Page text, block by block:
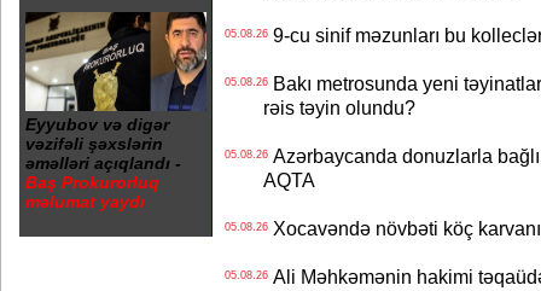
Eyyubov və digər
vəzifəli şəxslərin
əməlləri açıqlandı -
Baş Prokurorluq
məlumat yaydı
05.08.269-cu sinif məzunları bu
05.08.26Bakı metrosunda yeni
rəis təyin olundu?
05.08.26Azərbaycanda donuzlarla
AQTA
05.08.26Xocavəndə növbəti köç
05.08.26Ali Məhkəmənin hakimi